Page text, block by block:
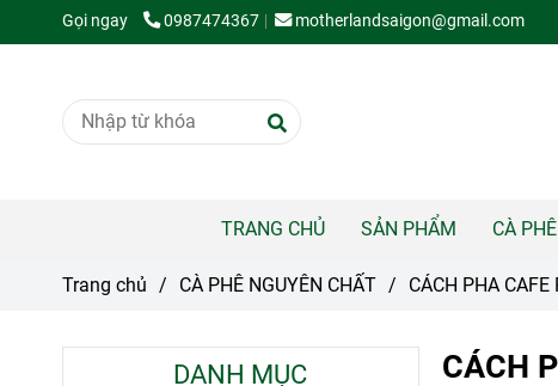
Gọi ngay 0987474367 motherlandsaigon@gmail.com
TRANG CHỦ SẢN PHẨM CÀ
Trang chủ / CÀ PHÊ NGUYÊN CHẤT / CÁCH PHA
CÁCH
DANH MỤC